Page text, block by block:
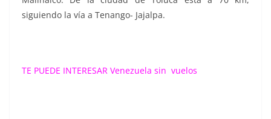
siguiendo la vía a Tenango- Jajalpa.
TE PUEDE INTERESAR Venezuela sin vuelos